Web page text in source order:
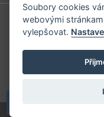
Příhlášení | Registrace
Kontaktní informace
Mapa stránek
Soubory cookies
webovými
vylepšovat.